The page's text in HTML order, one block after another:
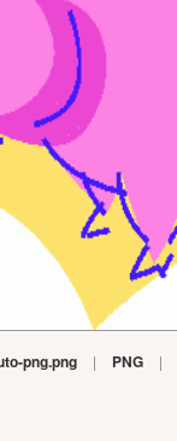
png.png | PNG |